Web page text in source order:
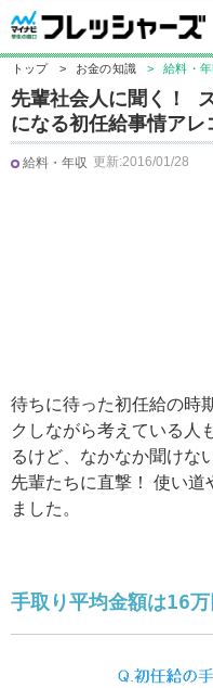
トップ > お金の知識 > 給料・年
先輩社会人に聞く！
になる初任給事情アレ
給料・年収 更新:2016/01/28
待ちに待った初任給の時
クしながら考えている人
るけど、なかなか聞けな
先輩たちに直撃！ 使い
ました。
手取り平均金額は16万